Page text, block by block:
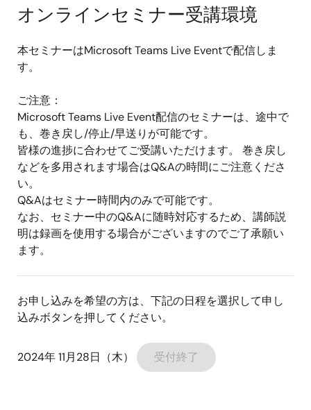
オンラインセミナー受講環境
本セミナーはMicrosoft Teams Live Eventで配信しま
す。
ご注意：
Microsoft Teams Live Event配信のセミナーは、途中で
も、巻き戻し/停止/早送りが可能です。
皆様の進捗に合わせてご受講いただけます。 巻き戻し
などを多用されます場合はQ&Aの時間にご注意くださ
い。
Q&Aはセミナー時間内のみで可能です。
なお、セミナー中のQ&Aに随時対応するため、講師説
明は録画を使用する場合がございますのでご了承願い
ます。
お申し込みを希望の方は、下記の日程を選択して申し
込みボタンを押してください。
2024年 11月28日（木） 受付終了